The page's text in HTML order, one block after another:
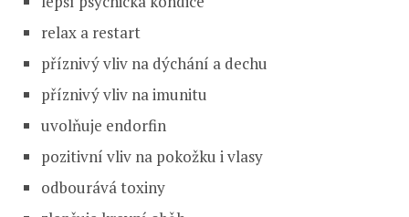
relax a restart
příznivý vliv na dýchání a dechu
příznivý vliv na imunitu
uvolňuje endorfin
pozitivní vliv na pokožku i vlasy
odbourává toxiny